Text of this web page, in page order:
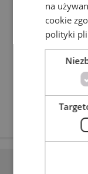
odpowiednią
całe
Ploter wykona
Nie
kształty z
wyzłoconym
na
cookie
polityki